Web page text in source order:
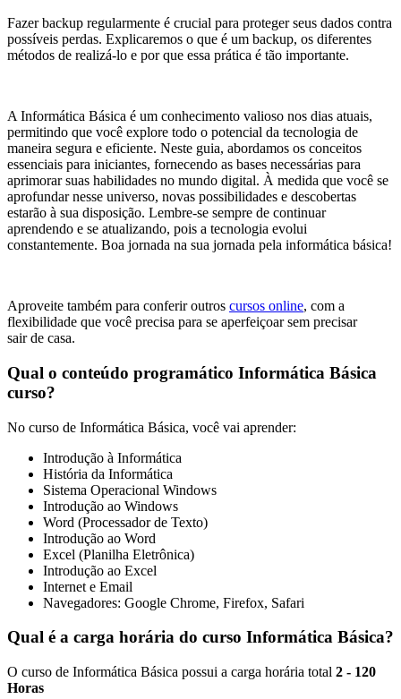
Fazer backup regularmente é crucial para proteger seus dados contra
possíveis perdas. Explicaremos o que é um backup, os diferentes
métodos de realizá-lo e por que essa prática é tão importante.
A Informática Básica é um conhecimento valioso nos dias atuais,
permitindo que você explore todo o potencial da tecnologia de
maneira segura e eficiente. Neste guia, abordamos os conceitos
essenciais para iniciantes, fornecendo as bases necessárias para
aprimorar suas habilidades no mundo digital. À medida que você se
aprofundar nesse universo, novas possibilidades e descobertas
estarão à sua disposição. Lembre-se sempre de continuar
aprendendo e se atualizando, pois a tecnologia evolui
constantemente. Boa jornada na sua jornada pela informática básica!
Aproveite também para conferir outros cursos online, com a
flexibilidade que você precisa para se aperfeiçoar sem precisar
sair de casa.
Qual o conteúdo programático Informática Básica
curso?
No curso de Informática Básica, você vai aprender:
Introdução à Informática
História da Informática
Sistema Operacional Windows
Introdução ao Windows
Word (Processador de Texto)
Introdução ao Word
Excel (Planilha Eletrônica)
Introdução ao Excel
Internet e Email
Navegadores: Google Chrome, Firefox, Safari
Qual é a carga horária do curso Informática Básica?
O curso de Informática Básica possui a carga horária total 2 - 120
Horas